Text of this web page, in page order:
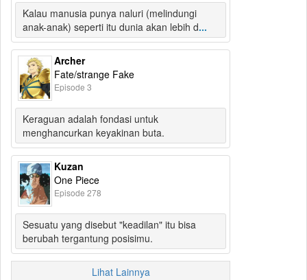
Kalau manusia punya naluri (melindungi
anak-anak) seperti itu dunia akan lebih d...
Archer
Fate/strange Fake
Episode 3
Keraguan adalah fondasi untuk
menghancurkan keyakinan buta.
Kuzan
One Piece
Episode 278
Sesuatu yang disebut "keadilan" itu bisa
berubah tergantung posisimu.
Lihat Lainnya